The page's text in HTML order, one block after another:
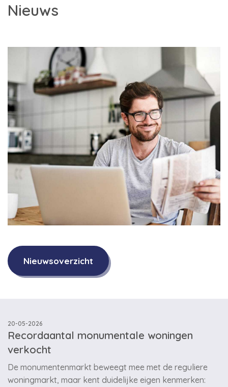
Nieuws
Nieuwsoverzicht
20-05-2026
Recordaantal monumentale woningen
verkocht
De monumentenmarkt beweegt mee met de reguliere
woningmarkt, maar kent duidelijke eigen kenmerken: